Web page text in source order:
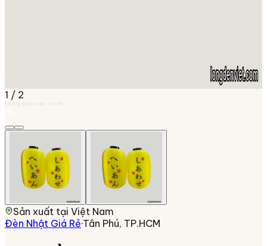
1 / 2
longdenviet.com
Sản xuất tại Việt Nam
Đèn Nhật Giá Rẻ·Tân Phú, TP.HCM